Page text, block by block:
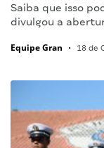
Saiba que isso
divulgou a
Equipe Gran • 18 de